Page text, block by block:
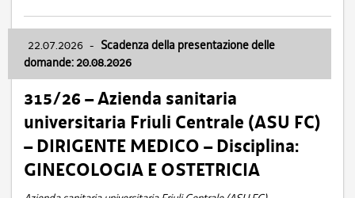
22.07.2026 - Scadenza della presentazione delle
domande: 20.08.2026
315/26 – Azienda sanitaria
universitaria Friuli Centrale (ASU FC)
– DIRIGENTE MEDICO – Disciplina:
GINECOLOGIA E OSTETRICIA